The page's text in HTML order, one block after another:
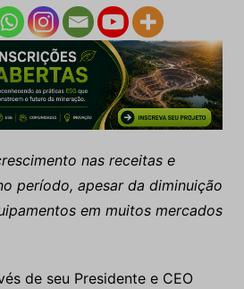
nas receitas e
período, apesar da diminuição
em muitos mercados
de seu Presidente e CEO